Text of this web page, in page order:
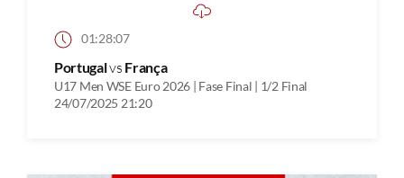
01:28:07
Portugalvs França
U17 Men WSE Euro 2026 | Fase Final | 1/2 Final
24/07/2025 21:20